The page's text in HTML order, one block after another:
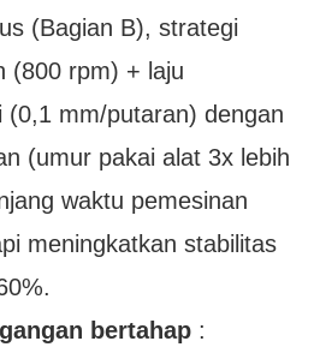
(Bagian B), strategi
(800 rpm) + laju
(0,1 mm/putaran) dengan
(umur pakai alat 3x lebih
waktu pemesinan
meningkatkan stabilitas
bertahap: